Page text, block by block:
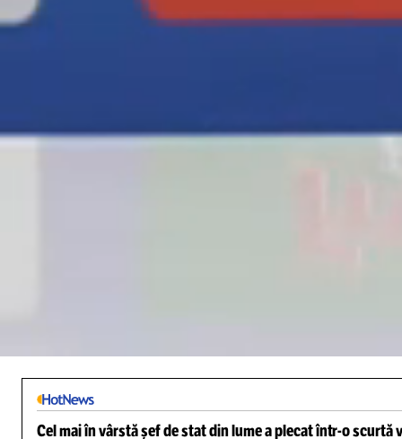
Cel mai în vârstă șef de stat din lume a plecat într-o scurtă